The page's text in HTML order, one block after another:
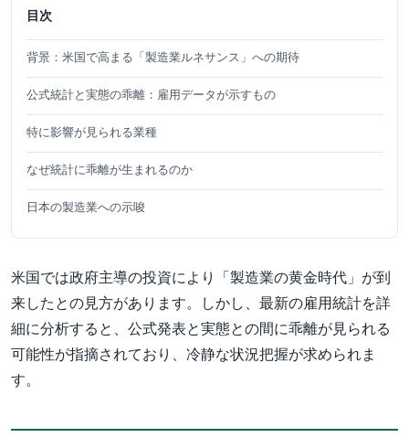
目次
背景：米国で高まる「製造業ルネサンス」への期待
公式統計と実態の乖離：雇用データが示すもの
特に影響が見られる業種
なぜ統計に乖離が生まれるのか
日本の製造業への示唆
米国では政府主導の投資により「製造業の黄金時代」が到
来したとの見方があります。しかし、最新の雇用統計を詳
細に分析すると、公式発表と実態との間に乖離が見られる
可能性が指摘されており、冷静な状況把握が求められま
す。